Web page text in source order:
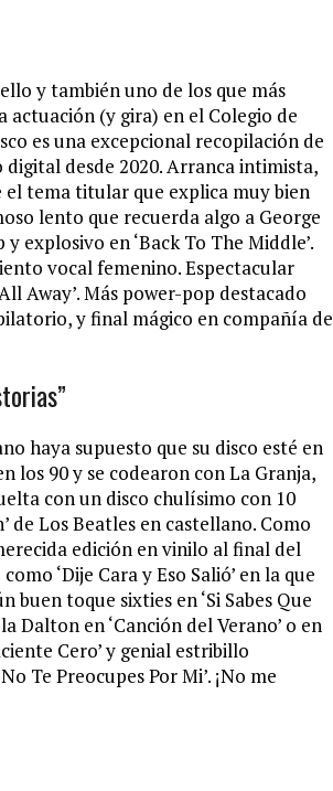
y también uno de los que más
actuación (y gira) en el Colegio de
es una excepcional recopilación de
desde 2020. Arranca intimista,
el tema titular que explica muy bien
lento que recuerda algo a George
explosivo en ‘Back To The Middle’.
vocal femenino. Espectacular
Away’. Más power-pop destacado
y final mágico en compañía de
haya supuesto que su disco esté en
los 90 y se codearon con La Granja,
con un disco chulísimo con 10
de Los Beatles en castellano. Como
edición en vinilo al final del
‘Dije Cara y Eso Salió’ en la que
buen toque sixties en ‘Si Sabes Que
Dalton en ‘Canción del Verano’ o en
Cero’ y genial estribillo
Te Preocupes Por Mi’. ¡No me